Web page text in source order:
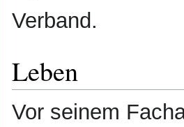
Verband.
Leben
Vor seinem